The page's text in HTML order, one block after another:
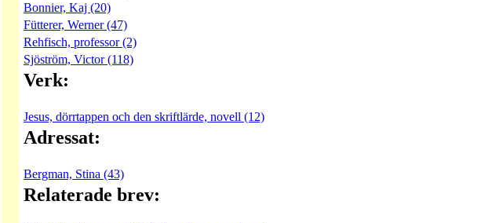
Bonnier, Kaj (20)
Fütterer, Werner (47)
Rehfisch, professor (2)
Sjöström, Victor (118)
Verk:
Jesus, dörrtappen och den skriftlärde, novell (12)
Adressat:
Bergman, Stina (43)
Relaterade brev: